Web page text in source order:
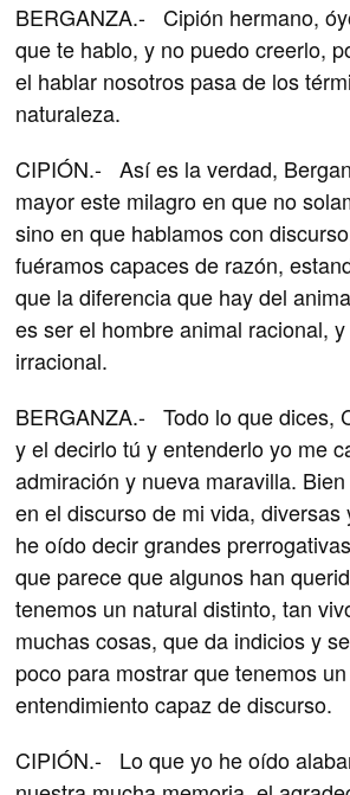
BERGANZA.- Cipión hermano,
que te hablo, y no puedo creerlo,
el hablar nosotros pasa de los
naturaleza.
CIPIÓN.- Así es la verdad,
mayor este milagro en que no
sino en que hablamos con
fuéramos capaces de razón,
que la diferencia que hay del
es ser el hombre animal racional,
irracional.
BERGANZA.- Todo lo que dices,
y el decirlo tú y entenderlo yo me
admiración y nueva maravilla.
en el discurso de mi vida, diversas
he oído decir grandes
que parece que algunos han
tenemos un natural distinto, tan
muchas cosas, que da indicios y
poco para mostrar que tenemos
entendimiento capaz de discurso.
CIPIÓN.- Lo que yo he oído